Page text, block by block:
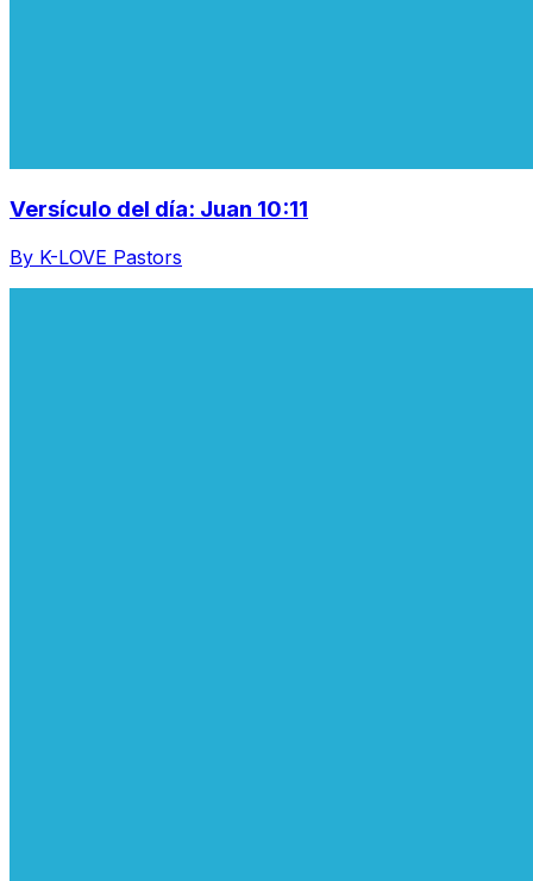
Versículo del día: Juan 10:11
By K-LOVE Pastors